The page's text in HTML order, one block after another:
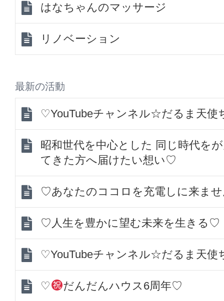
はなちゃんのマッサージ
リノベーション
最新の活動
♡YouTubeチャンネル☆だるま天
昭和世代を中心とした 同じ時代を
てきた方へ届けたい想い♡
♡あなたのココロを充電しに来ま
♡人生を豊かに望む未来を生きる♡
♡YouTubeチャンネル☆だるま天
♡ だんだんハウス6周年♡